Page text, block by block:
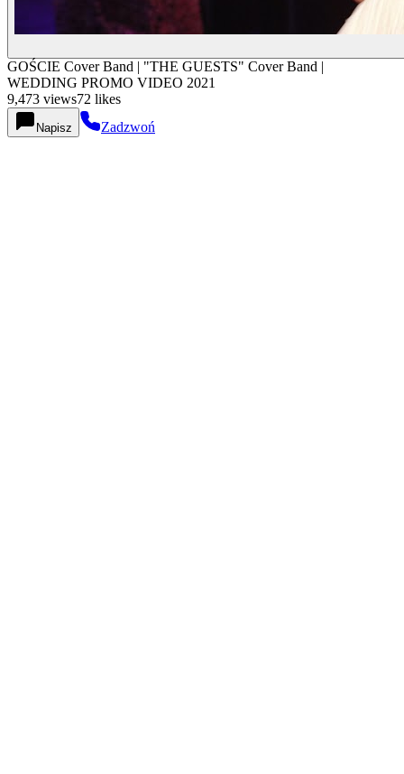
GOŚCIE Cover Band | "THE GUESTS" Cover Band |
WEDDING PROMO VIDEO 2021
9,473 views72 likes
Napisz Zadzwoń